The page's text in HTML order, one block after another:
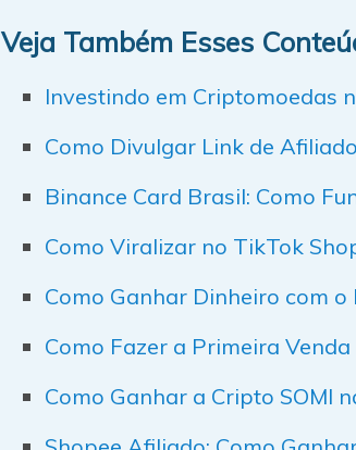
Veja Também Esses
Investindo em Criptomoedas
Como Divulgar Link de
Binance Card Brasil: Como
Como Viralizar no TikTok
Como Ganhar Dinheiro com
Como Fazer a Primeira
Como Ganhar a Cripto SOMI